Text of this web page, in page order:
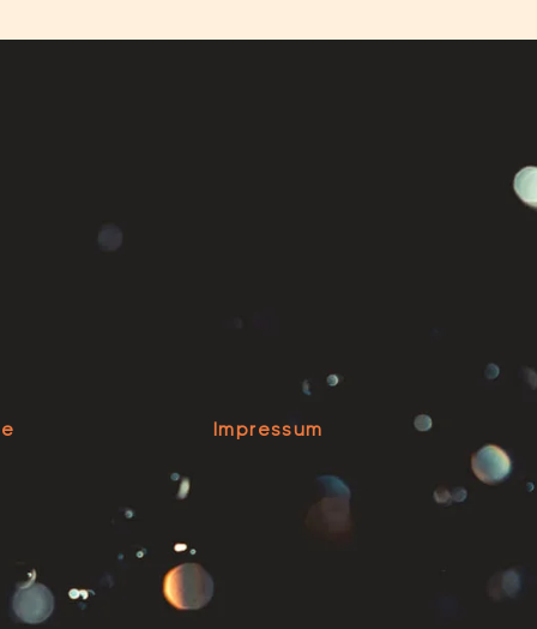
Impressum